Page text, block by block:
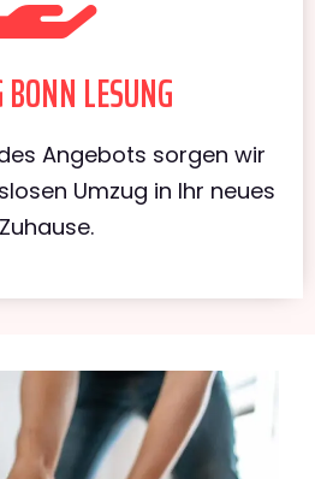
LESUNG
Angebots sorgen wir
Umzug in Ihr neues
Zuhause.